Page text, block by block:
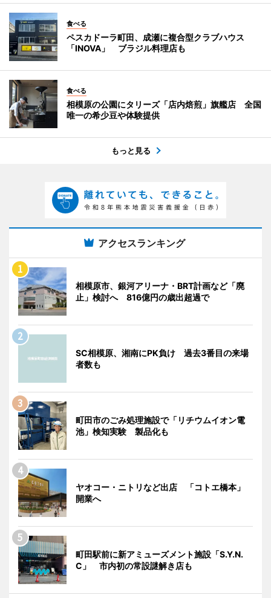
食べる
ペスカドーラ町田、成瀬に複合型クラブハウス
「INOVA」 ブラジル料理店も
食べる
相模原の公園にタリーズ「店内焙煎」旗艦店 全国
唯一の希少豆や体験提供
もっと見る
アクセスランキング
相模原市、銀河アリーナ・BRT計画など「廃
止」検討へ 816億円の歳出超過で
SC相模原、湘南にPK負け 過去3番目の来場
者数も
町田市のごみ処理施設で「リチウムイオン電
池」検知実験 製品化も
ヤオコー・ニトリなど出店 「コトエ橋本」
開業へ
町田駅前に新アミューズメント施設「S.Y.N.
C」 市内初の常設謎解き店も